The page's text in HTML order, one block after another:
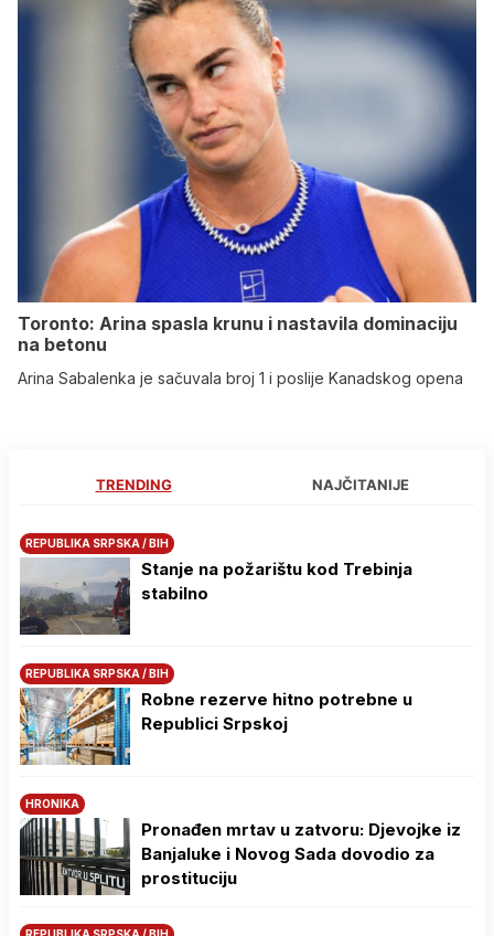
Toronto: Arina spasla krunu i nastavila dominaciju
na betonu
Arina Sabalenka je sačuvala broj 1 i poslije Kanadskog opena
TRENDING NAJČITANIJE
REPUBLIKA SRPSKA / BIH
Stanje na požarištu kod Trebinja
stabilno
REPUBLIKA SRPSKA / BIH
Robne rezerve hitno potrebne u
Republici Srpskoj
HRONIKA
Pronađen mrtav u zatvoru: Djevojke iz
Banjaluke i Novog Sada dovodio za
prostituciju